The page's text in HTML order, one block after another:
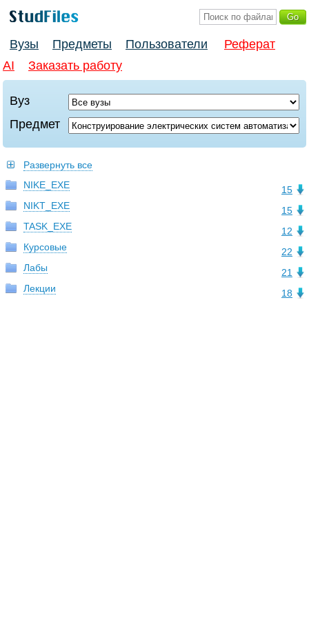
Вузы Предметы Пользователи
Реферат
AI
Заказать работу
Вуз
Предмет
Развернуть все
15
NIKE_EXE
15
NIKT_EXE
12
TASK_EXE
22
Курсовые
21
Лабы
18
Лекции